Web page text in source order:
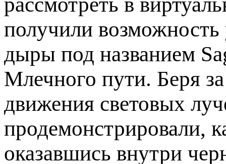
получили
дыры под названием
Млечного пути. Беря
движения световых
продемонстрировали,
оказавшись внутри